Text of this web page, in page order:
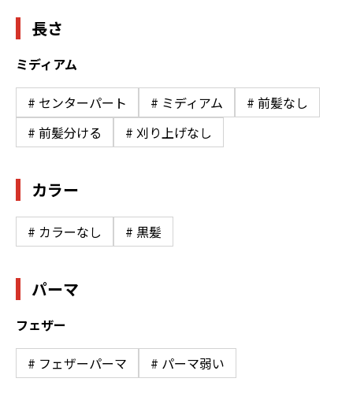
長さ
ミディアム
# センターパート # ミディアム
# 前髪なし
# 前髪分ける
# 刈り上げなし
カラー
# カラーなし # 黒髪
パーマ
フェザー
# フェザーパーマ # パーマ弱い